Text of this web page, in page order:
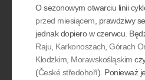
O sezonowym otwarciu linii
przed miesiącem , prawdziwy
jednak dopiero w czerwcu.
Raju Karkonoszach ,Górach
Kłodzkim Morawskośląskim
(České středohoří). Ponieważ